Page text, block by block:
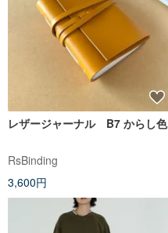
レザージャーナル B7 からし色
RsBinding
3,600円